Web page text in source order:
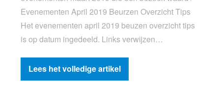
Evenementen April 2019 Beurzen Overzicht Tips
Het evenementen april 2019 beuzen overzicht tips
is op datum ingedeeld. Links verwijzen…
Lees het volledige artikel